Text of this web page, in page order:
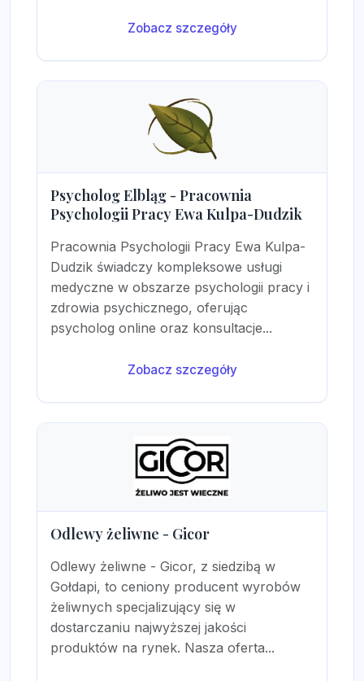
Zobacz szczegóły
Psycholog Elbląg - Pracownia
Psychologii Pracy Ewa Kulpa-Dudzik
Pracownia Psychologii Pracy Ewa Kulpa-
Dudzik świadczy kompleksowe usługi
medyczne w obszarze psychologii pracy i
zdrowia psychicznego, oferując
psycholog online oraz konsultacje...
Zobacz szczegóły
Odlewy żeliwne - Gicor
Odlewy żeliwne - Gicor, z siedzibą w
Gołdapi, to ceniony producent wyrobów
żeliwnych specjalizujący się w
dostarczaniu najwyższej jakości
produktów na rynek. Nasza oferta...